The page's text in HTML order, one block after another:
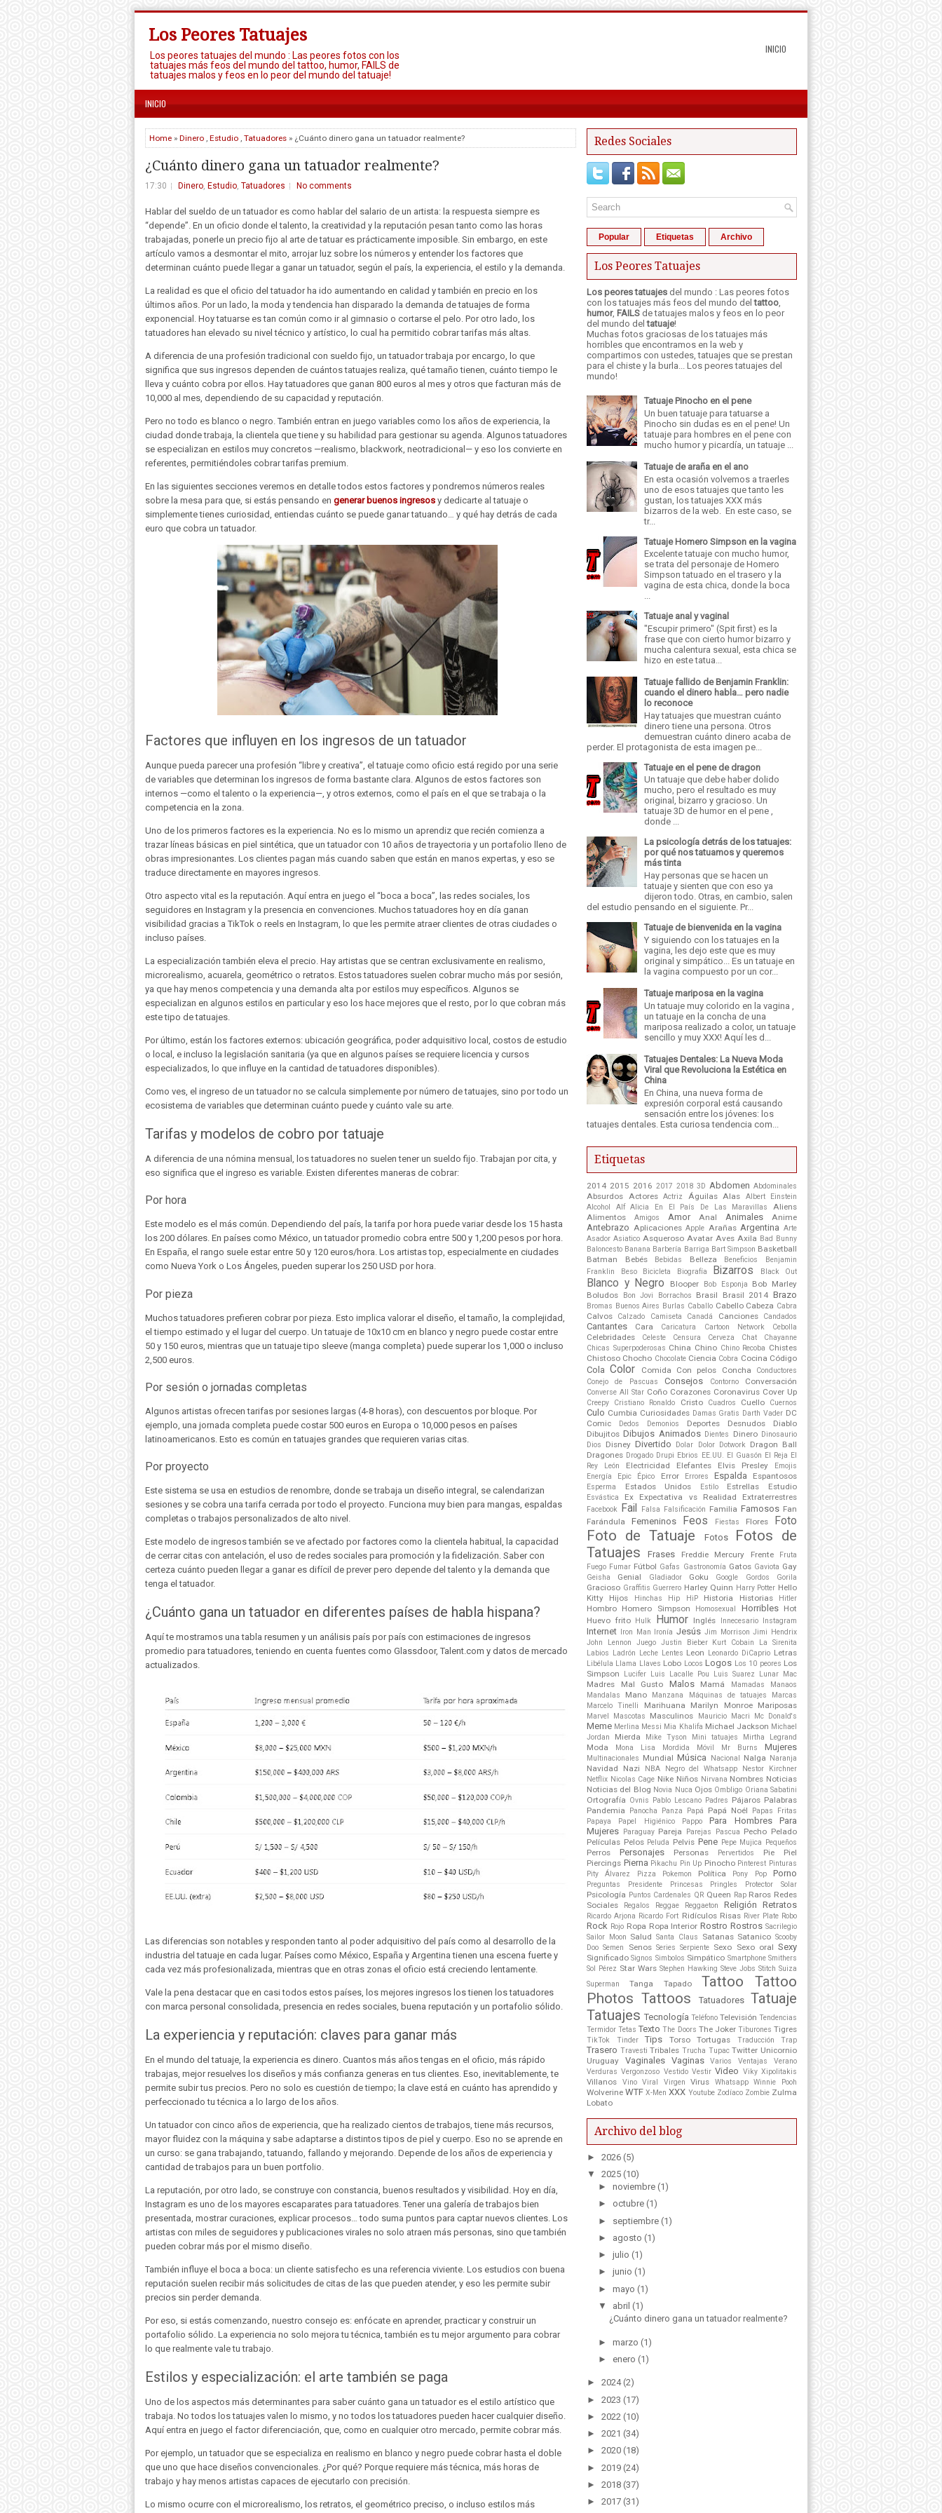
Los Peores Tatuajes
Los peores tatuajes del mundo : Las peores fotos con los
tatuajes más feos del mundo del tattoo, humor, FAILS de
tatuajes malos y feos en lo peor del mundo del tatuaje!
INICIO
INICIO
Home » Dinero , Estudio , Tatuadores » ¿Cuánto dinero gana un tatuador realmente?
¿Cuánto dinero gana un tatuador realmente?
17:30 Dinero, Estudio, Tatuadores No comments
Hablar del sueldo de un tatuador es como hablar del salario de un artista: la respuesta siempre es
“depende”. En un oficio donde el talento, la creatividad y la reputación pesan tanto como las horas
trabajadas, ponerle un precio fijo al arte de tatuar es prácticamente imposible. Sin embargo, en este
artículo vamos a desmontar el mito, arrojar luz sobre los números y entender los factores que
determinan cuánto puede llegar a ganar un tatuador, según el país, la experiencia, el estilo y la demanda.
La realidad es que el oficio del tatuador ha ido aumentando en calidad y también en precio en los
últimos años. Por un lado, la moda y tendencia han disparado la demanda de tatuajes de forma
exponencial. Hoy tatuarse es tan común como ir al gimnasio o cortarse el pelo. Por otro lado, los
tatuadores han elevado su nivel técnico y artístico, lo cual ha permitido cobrar tarifas más altas.
A diferencia de una profesión tradicional con sueldo fijo, un tatuador trabaja por encargo, lo que
significa que sus ingresos dependen de cuántos tatuajes realiza, qué tamaño tienen, cuánto tiempo le
lleva y cuánto cobra por ellos. Hay tatuadores que ganan 800 euros al mes y otros que facturan más de
10,000 al mes, dependiendo de su capacidad y reputación.
Pero no todo es blanco o negro. También entran en juego variables como los años de experiencia, la
ciudad donde trabaja, la clientela que tiene y su habilidad para gestionar su agenda. Algunos tatuadores
se especializan en estilos muy concretos —realismo, blackwork, neotradicional— y eso los convierte en
referentes, permitiéndoles cobrar tarifas premium.
En las siguientes secciones veremos en detalle todos estos factores y pondremos números reales
sobre la mesa para que, si estás pensando en generar buenos ingresos y dedicarte al tatuaje o
simplemente tienes curiosidad, entiendas cuánto se puede ganar tatuando… y qué hay detrás de cada
euro que cobra un tatuador.
Factores que influyen en los ingresos de un tatuador
Aunque pueda parecer una profesión “libre y creativa”, el tatuaje como oficio está regido por una serie
de variables que determinan los ingresos de forma bastante clara. Algunos de estos factores son
internos —como el talento o la experiencia—, y otros externos, como el país en el que se trabaja o la
competencia en la zona.
Uno de los primeros factores es la experiencia. No es lo mismo un aprendiz que recién comienza a
trazar líneas básicas en piel sintética, que un tatuador con 10 años de trayectoria y un portafolio lleno de
obras impresionantes. Los clientes pagan más cuando saben que están en manos expertas, y eso se
traduce directamente en mayores ingresos.
Otro aspecto vital es la reputación. Aquí entra en juego el “boca a boca”, las redes sociales, los
seguidores en Instagram y la presencia en convenciones. Muchos tatuadores hoy en día ganan
visibilidad gracias a TikTok o reels en Instagram, lo que les permite atraer clientes de otras ciudades o
incluso países.
La especialización también eleva el precio. Hay artistas que se centran exclusivamente en realismo,
microrealismo, acuarela, geométrico o retratos. Estos tatuadores suelen cobrar mucho más por sesión,
ya que hay menos competencia y una demanda alta por estilos muy específicos. Algunos se
especializan en algunos estilos en particular y eso los hace mejores que el resto, por lo que cobran más
este tipo de tatuajes.
Por último, están los factores externos: ubicación geográfica, poder adquisitivo local, costos de estudio
o local, e incluso la legislación sanitaria (ya que en algunos países se requiere licencia y cursos
especializados, lo que influye en la cantidad de tatuadores disponibles).
Como ves, el ingreso de un tatuador no se calcula simplemente por número de tatuajes, sino por todo un
ecosistema de variables que determinan cuánto puede y cuánto vale su arte.
Tarifas y modelos de cobro por tatuaje
A diferencia de una nómina mensual, los tatuadores no suelen tener un sueldo fijo. Trabajan por cita, y
eso significa que el ingreso es variable. Existen diferentes maneras de cobrar:
Por hora
Este modelo es el más común. Dependiendo del país, la tarifa por hora puede variar desde los 15 hasta
los 200 dólares. En países como México, un tatuador promedio cobra entre 500 y 1,200 pesos por hora.
En España, el rango suele estar entre 50 y 120 euros/hora. Los artistas top, especialmente en ciudades
como Nueva York o Los Ángeles, pueden superar los 250 USD por hora.
Por pieza
Muchos tatuadores prefieren cobrar por pieza. Esto implica valorar el diseño, el tamaño, la complejidad,
el tiempo estimado y el lugar del cuerpo. Un tatuaje de 10x10 cm en blanco y negro puede costar entre
50 y 150 euros, mientras que un tatuaje tipo sleeve (manga completa) puede superar los 1,000 o incluso
2,500 euros.
Por sesión o jornadas completas
Algunos artistas ofrecen tarifas por sesiones largas (4-8 horas), con descuentos por bloque. Por
ejemplo, una jornada completa puede costar 500 euros en Europa o 10,000 pesos en países
latinoamericanos. Esto es común en tatuajes grandes que requieren varias citas.
Por proyecto
Este sistema se usa en estudios de renombre, donde se trabaja un diseño integral, se calendarizan
sesiones y se cobra una tarifa cerrada por todo el proyecto. Funciona muy bien para mangas, espaldas
completas o trabajos personalizados de alto nivel.
Este modelo de ingresos también se ve afectado por factores como la clientela habitual, la capacidad
de cerrar citas con antelación, el uso de redes sociales para promoción y la fidelización. Saber con
certeza cuánto pueden llegar a ganar es difícil de prever pero depende del talento y la demanda que
tenga el tatuador.
¿Cuánto gana un tatuador en diferentes países de habla hispana?
Aquí te mostramos una tabla resumen y un análisis país por país con estimaciones de ingresos
promedio para tatuadores, teniendo en cuenta fuentes como Glassdoor, Talent.com y datos de mercado
actualizados.
Las diferencias son notables y responden tanto al poder adquisitivo del país como al desarrollo de la
industria del tatuaje en cada lugar. Países como México, España y Argentina tienen una escena fuerte y
cada vez más profesionalizada, mientras que en otras zonas el oficio está creciendo lentamente.
Vale la pena destacar que en casi todos estos países, los mejores ingresos los tienen los tatuadores
con marca personal consolidada, presencia en redes sociales, buena reputación y un portafolio sólido.
La experiencia y reputación: claves para ganar más
En el mundo del tatuaje, la experiencia es dinero. Cuantos más años tengas en el oficio, más rápido
trabajas, mejor resuelves los diseños y más confianza generas en tus clientes. Eso, inevitablemente, te
permite subir tus precios. Pero no solo es cuestión de tiempo; la clave está en cuánto has aprendido y
perfeccionado tu técnica a lo largo de los años.
Un tatuador con cinco años de experiencia, que ha realizado cientos de trabajos, tiene más recursos,
mayor fluidez con la máquina y sabe adaptarse a distintos tipos de piel y cuerpo. Eso no se aprende en
un curso: se gana trabajando, tatuando, fallando y mejorando. Depende de los años de experiencia y
cantidad de trabajos para un buen portfolio.
La reputación, por otro lado, se construye con constancia, buenos resultados y visibilidad. Hoy en día,
Instagram es uno de los mayores escaparates para tatuadores. Tener una galería de trabajos bien
presentada, mostrar curaciones, explicar procesos… todo suma puntos para captar nuevos clientes. Los
artistas con miles de seguidores y publicaciones virales no solo atraen más personas, sino que también
pueden cobrar más por el mismo diseño.
También influye el boca a boca: un cliente satisfecho es una referencia viviente. Los estudios con buena
reputación suelen recibir más solicitudes de citas de las que pueden atender, y eso les permite subir
precios sin perder demanda.
Por eso, si estás comenzando, nuestro consejo es: enfócate en aprender, practicar y construir un
portafolio sólido. La experiencia no solo mejora tu técnica, también es tu mejor argumento para cobrar
lo que realmente vale tu trabajo.
Estilos y especialización: el arte también se paga
Uno de los aspectos más determinantes para saber cuánto gana un tatuador es el estilo artístico que
trabaja. No todos los tatuajes valen lo mismo, y no todos los tatuadores pueden hacer cualquier diseño.
Aquí entra en juego el factor diferenciación, que, como en cualquier otro mercado, permite cobrar más.
Por ejemplo, un tatuador que se especializa en realismo en blanco y negro puede cobrar hasta el doble
que uno que hace diseños convencionales. ¿Por qué? Porque requiere más técnica, más horas de
trabajo y hay menos artistas capaces de ejecutarlo con precisión.
Lo mismo ocurre con el microrealismo, los retratos, el geométrico preciso, o incluso estilos más
Redes Sociales
Popular Etiquetas Archivo
Los Peores Tatuajes
Los peores tatuajes del mundo : Las peores fotos
con los tatuajes más feos del mundo deltattoo,
humor, FAILS de tatuajes malos y feos en lo peor
del mundo deltatuaje!
Muchas fotos graciosas de los tatuajes más
horribles que encontramos en la web y
compartimos con ustedes, tatuajes que se prestan
para el chiste y la burla... Los peores tatuajes del
mundo!
Tatuaje Pinocho en el pene
Un buen tatuaje para tatuarse a
Pinocho sin dudas es en el pene! Un
tatuaje para hombres en el pene con
mucho humor y picardía, un tatuaje ...
Tatuaje de araña en el ano
En esta ocasión volvemos a traerles
uno de esos tatuajes que tanto les
gustan, los tatuajes XXX más
bizarros de la web. En este caso, se
tr...
Tatuaje Homero Simpson en la vagina
Excelente tatuaje con mucho humor,
se trata del personaje de Homero
Simpson tatuado en el trasero y la
vagina de esta chica, donde la boca
...
Tatuaje anal y vaginal
"Escupir primero" (Spit first) es la
frase que con cierto humor bizarro y
mucha calentura sexual, esta chica se
hizo en este tatua...
Tatuaje fallido de Benjamin Franklin:
cuando el dinero habla… pero nadie
lo reconoce
Hay tatuajes que muestran cuánto
dinero tiene una persona. Otros
demuestran cuánto dinero acaba de
perder. El protagonista de esta imagen pe...
Tatuaje en el pene de dragon
Un tatuaje que debe haber dolido
mucho, pero el resultado es muy
original, bizarro y gracioso. Un
tatuaje 3D de humor en el pene ,
donde ...
La psicología detrás de los tatuajes:
por qué nos tatuamos y queremos
más tinta
Hay personas que se hacen un
tatuaje y sienten que con eso ya
dijeron todo. Otras, en cambio, salen
del estudio pensando en el siguiente. Pr...
Tatuaje de bienvenida en la vagina
Y siguiendo con los tatuajes en la
vagina, les dejo este que es muy
original y simpático... Es un tatuaje en
la vagina compuesto por un cor...
Tatuaje mariposa en la vagina
Un tatuaje muy colorido en la vagina ,
un tatuaje en la concha de una
mariposa realizado a color, un tatuaje
sencillo y muy XXX! Aquí les d...
Tatuajes Dentales: La Nueva Moda
Viral que Revoluciona la Estética en
China
En China, una nueva forma de
expresión corporal está causando
sensación entre los jóvenes: los
tatuajes dentales. Esta curiosa tendencia com...
Etiquetas
2014 2015 2016 2017 2018 3D Abdomen Abdominales
Absurdos Actores Actriz Águilas Alas
Albert Einstein
Alcohol
Alf Alicia En El País De Las Maravillas
Aliens
Alimentos
Amigos Amor Anal Animales Anime
Antebrazo Aplicaciones Apple Arañas Argentina Arte
Asador Asiatico Asqueroso Avatar Aves Axila Bad Bunny
Baloncesto Banana Barbería Barriga Bart Simpson Basketball
Batman
Bebés Bebidas Belleza Beneficios
Benjamin
Franklin
Beso Bicicleta Biografía Bizarros Black Out
Blanco y Negro Blooper Bob Esponja
Bob Marley
Boludos
Bon Jovi Borrachos Brasil Brasil 2014 Brazo
Bromas Buenos Aires Burlas Caballo Cabello Cabeza Cabra
Calvos Calzado Camiseta Canadá Canciones Candados
Cantantes Cara Caricatura Cartoon Network Cebolla
Celebridades Celeste Censura Cerveza Chat
Chayanne
Chicas Superpoderosas China Chino Chino Recoba Chistes
Chistoso Chocho Chocolate Ciencia Cobra Cocina Código
Cola Color Comida Con pelos Concha
Conductores
Conejo de Pascuas
Consejos Contorno Conversación
Converse All Star Coño Corazones Coronavirus Cover Up
Creepy Cristiano Ronaldo Cristo Cuadros Cuello Cuernos
Culo Cumbia Curiosidades Damas Gratis Darth Vader DC
Comic
Dedos Demonios Deportes Desnudos
Diablo
Dibujitos Dibujos Animados Dientes Dinero Dinosaurio
Dios
Disney Divertido Dolar Dolor Dotwork
Dragon Ball
Dragones Drogado Drupi Ebrios EE.UU. El Guasón El Reja El
Rey León
Electricidad Elefantes Elvis Presley
Emojis
Energía
Epic Épico Error Errores Espalda Espantosos
Esperma Estados Unidos Estilo Estrellas Estudio
Esvástica Ex Expectativa vs Realidad Extraterrestres
Facebook Fail Falsa Falsificación Familia Famosos Fan
Farándula
Femeninos Feos Fiestas Flores Foto
Foto de Tatuaje Fotos
Fotos de
Tatuajes
Frases Freddie Mercury Frente
Fruta
Fuego Fumar Fútbol Gafas Gastronomía Gatos Gaviota Gay
Geisha Genial Gladiador Goku Google Gordos Gorila
Gracioso Graffitis Guerrero Harley Quinn Harry Potter Hello
Kitty
Hijos Hinchas Hip HiP Historia Historias Hitler
Hombro Homero Simpson Homosexual Horribles Hot
Huevo frito Hulk Humor Inglés Innecesario Instagram
Internet Iron Man Ironía Jesús Jim Morrison Jimi Hendrix
John Lennon
Juego Justin Bieber Kurt Cobain
La Sirenita
Labios Ladrón Leche Lentes Leon Leonardo DiCaprio Letras
Libélula Llama Llaves Lobo Locos Logos Los 10 peores Los
Simpson
Lucifer Luis Lacalle Pou Luis Suarez Lunar Mac
Madres Mal Gusto Malos Mamá Mamadas
Manaos
Mandalas
Mano Manzana Máquinas de tatuajes
Marcas
Marcelo Tinelli
Marihuana Marilyn Monroe Mariposas
Marvel Mascotas Masculinos Mauricio Macri Mc Donald's
Meme Merlina Messi Mia Khalifa Michael Jackson Michael
Jordan
Mierda Mike Tyson Mini tatuajes Mirtha Legrand
Moda Mona Lisa Mordida Móvil Mr Burns Mujeres
Multinacionales Mundial Música Nacional Nalga Naranja
Navidad Nazi NBA Negro del Whatsapp
Nestor Kirchner
Netflix Nicolas Cage Nike Niños Nirvana Nombres Noticias
Noticias del Blog Novia Nuca Ojos Ombligo Oriana Sabatini
Ortografía Ovnis Pablo Lescano Padres Pájaros Palabras
Pandemia
Panocha Panza Papá Papá Noél
Papas Fritas
Papaya
Papel Higiénico Pappo Para Hombres
Para
Mujeres Paraguay Pareja Parejas Pascua Pecho Pelado
Películas Pelos Peluda Pelvis Pene Pepe Mujica Pequeños
Perros Personajes Personas Pervertidos Pie
Piel
Piercings Pierna Pikachu Pin Up Pinocho Pinterest Pinturas
Pity Álvarez
Pizza Pokemon Política Pony Pop Porno
Preguntas Presidente Princesas Pringles Protector Solar
Psicología Puntos Cardenales QR Queen Rap Raros Redes
Sociales
Regalos Reggae Reggaeton Religión Retratos
Ricardo Arjona Ricardo Fort Ridículos Risas River Plate Robo
Rock Rojo Ropa Ropa Interior Rostro Rostros Sacrilegio
Sailor Moon Salud Santa Claus Satanas Satanico Scooby
Doo Semen Senos Series Serpiente Sexo Sexo oral Sexy
Significado Signos Simbolos Simpático Smartphone Smithers
Sol Pérez Star Wars Stephen Hawking Steve Jobs Stitch Suiza
Superman
Tanga Tapado Tattoo
Tattoo
Photos Tattoos Tatuadores Tatuaje
Tatuajes Tecnología Teléfono Televisión Tendencias
Termidor Tetas Texto The Doors The Joker Tiburones Tigres
TikTok Tinder Tips Torso Tortugas Traducción Trap
Trasero Travesti Tribales Trucha Tupac Twitter Unicornio
Uruguay
Vaginales Vaginas Varios Ventajas
Verano
Verduras Vergonzoso Vestido Vestir Video Viky Xipolitakis
Villanos Vino Viral Virgen Virus Whatsapp Winnie Pooh
Wolverine WTF X-Men XXX Youtube Zodíaco Zombie Zulma
Lobato
Archivo del blog
► 2026 (5)
▼
2025 (10)
► noviembre (1)
► octubre (1)
► septiembre (1)
► agosto (1)
► julio (1)
► junio (1)
► mayo (1)
▼
abril (1)
¿Cuánto dinero gana un tatuador realmente?
► marzo (1)
► enero (1)
► 2024 (2)
► 2023 (17)
► 2022 (10)
► 2021 (34)
► 2020 (18)
► 2019 (24)
► 2018 (37)
► 2017 (31)